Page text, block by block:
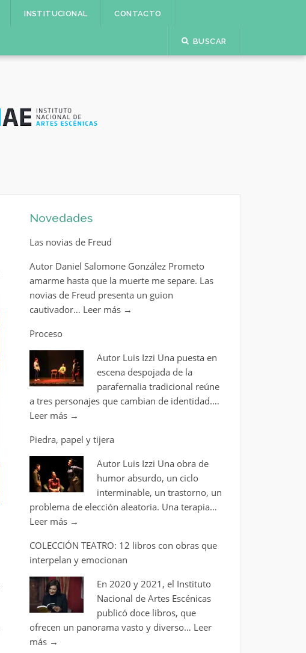
INSTITUCIONAL CONTACTO
BUSCAR
Novedades
Las novias de Freud
Autor Daniel Salomone González Prometo
amarme hasta que la muerte me separe. Las
novias de Freud presenta un guion
cautivador… Leer más →
Proceso
Autor Luis Izzi Una puesta en
escena despojada de la
parafernalia tradicional reúne
a tres personajes que cambian de identidad.…
Leer más →
Piedra, papel y tijera
Autor Luis Izzi Una obra de
humor absurdo, un ciclo
interminable, un trastorno, un
problema de elección aleatoria. Una terapia…
Leer más →
COLECCIÓN TEATRO: 12 libros con obras que
interpelan y emocionan
En 2020 y 2021, el Instituto
Nacional de Artes Escénicas
publicó doce libros, que
ofrecen un panorama vasto y diverso… Leer
más →